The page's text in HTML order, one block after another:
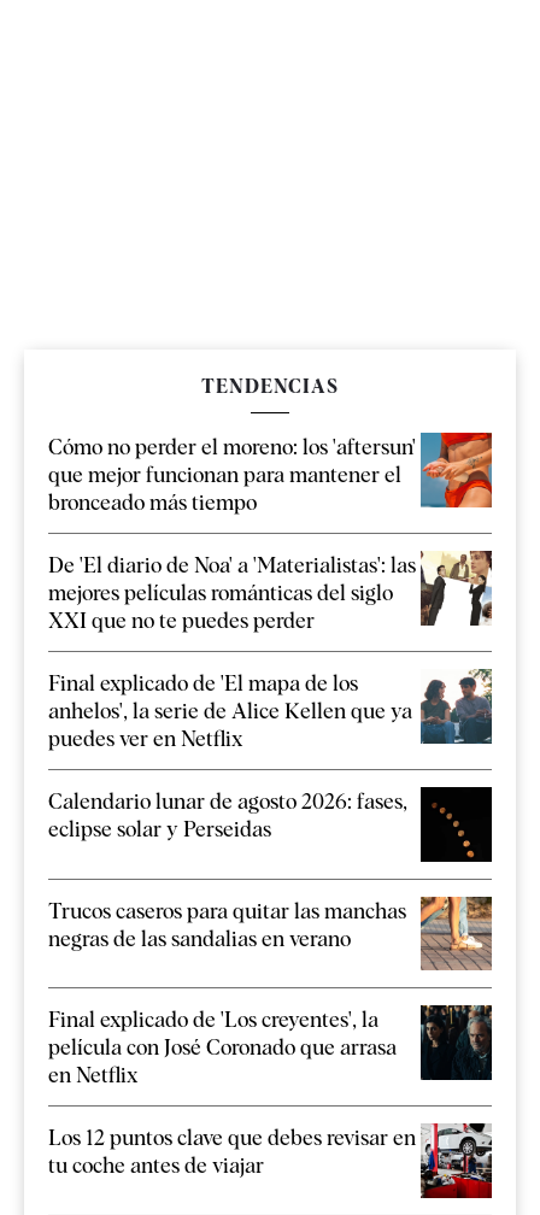
TENDENCIAS
Cómo no perder el moreno: los 'aftersun'
que mejor funcionan para mantener el
bronceado más tiempo
De 'El diario de Noa' a 'Materialistas': las
mejores películas románticas del siglo
XXI que no te puedes perder
Final explicado de 'El mapa de los
anhelos', la serie de Alice Kellen que ya
puedes ver en Netflix
Calendario lunar de agosto 2026: fases,
eclipse solar y Perseidas
Trucos caseros para quitar las manchas
negras de las sandalias en verano
Final explicado de 'Los creyentes', la
película con José Coronado que arrasa
en Netflix
Los 12 puntos clave que debes revisar en
tu coche antes de viajar